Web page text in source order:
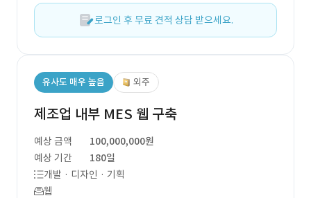
로그인 후 무료 견적 상담 받으세요.
유사도 매우 높음 외주
제조업 내부 MES 웹 구축
예상 금액
100,000,000원
예상 기간
180일
개발 · 디자인 · 기획
웹